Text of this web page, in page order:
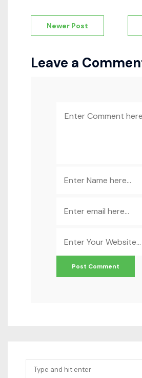
Navigation
de
l’article
Newer Post
Leave a
Search
for: